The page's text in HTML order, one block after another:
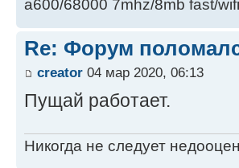
a600/68000 7mhz/8mb fast/
Re: Форум
creator 04 мар 2020, 06:13
Пущай работает.
Никогда не следует